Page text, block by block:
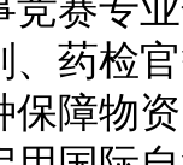
、药检
保障物